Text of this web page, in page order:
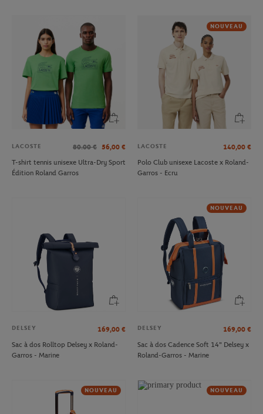
LACOSTE 80.00 € 56,00 €
T-shirt tennis unisexe Ultra-Dry Sport
Édition Roland Garros
NOUVEAU
LACOSTE 140,00 €
Polo Club unisexe Lacoste x Roland-
Garros - Ecru
DELSEY 169,00 €
Sac à dos Rolltop Delsey x Roland-
Garros - Marine
NOUVEAU
DELSEY 169,00 €
Sac à dos Cadence Soft 14" Delsey x
Roland-Garros - Marine
NOUVEAU NOUVEAU